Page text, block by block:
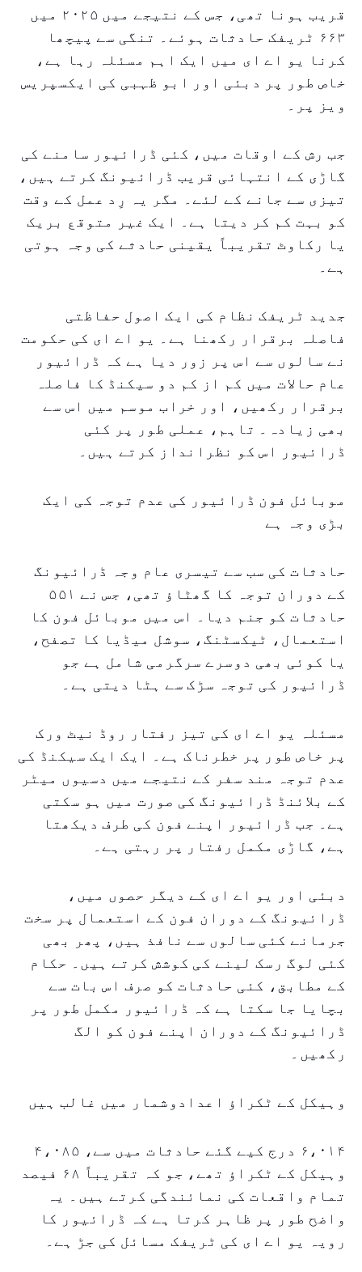
قریب ہونا تھی، جس کے نتیجے میں ۲۰۲۵ میں
۶۶۳ ٹریفک حادثات ہوئے۔ تنگی سے پیچھا
کرنا یو اے ای میں ایک اہم مسئلہ رہا ہے،
خاص طور پر دبئی اور ابو ظہبی کی ایکسپریس
ویز پر۔
جب رش کے اوقات میں، کئی ڈرائیور سامنے کی
گاڑی کے انتہائی قریب ڈرائیونگ کرتے ہیں،
تیزی سے جانے کے لئے۔ مگر یہ رِد عمل کے وقت
کو بہت کم کر دیتا ہے۔ ایک غیر متوقع بریک
یا رکاوٹ تقریباً یقینی حادثے کی وجہ ہوتی
ہے۔
جدید ٹریفک نظام کی ایک اصول حفاظتی
فاصلہ برقرار رکھنا ہے۔ یو اے ای کی حکومت
نے سالوں سے اس پر زور دیا ہے کہ ڈرائیور
عام حالات میں کم از کم دو سیکنڈ کا فاصلہ
برقرار رکھیں، اور خراب موسم میں اس سے
بھی زیادہ۔ تاہم، عملی طور پر کئی
ڈرائیور اس کو نظرانداز کرتے ہیں۔
موبائل فون ڈرائیور کی عدم توجہ کی ایک
بڑی وجہ ہے
حادثات کی سب سے تیسری عام وجہ ڈرائیونگ
کے دوران توجہ کا گھٹاؤ تھی، جس نے ۵۵۱
حادثات کو جنم دیا۔ اس میں موبائل فون کا
استعمال، ٹیکسٹنگ، سوشل میڈیا کا تصفح،
یا کوئی بھی دوسرے سرگرمی شامل ہے جو
ڈرائیور کی توجہ سڑک سے ہٹا دیتی ہے۔
مسئلہ یو اے ای کی تیز رفتار روڈ نیٹ ورک
پر خاص طور پر خطرناک ہے۔ ایک ایک سیکنڈ کی
عدم توجہ مند سفر کے نتیجے میں دسیوں میٹر
کے بلائنڈ ڈرائیونگ کی صورت میں ہو سکتی
ہے۔ جب ڈرائیور اپنے فون کی طرف دیکھتا
ہے، گاڑی مکمل رفتار پر رہتی ہے۔
دبئی اور یو اے ای کے دیگر حصوں میں،
ڈرائیونگ کے دوران فون کے استعمال پر سخت
جرمانے کئی سالوں سے نافذ ہیں، پھر بھی
کئی لوگ رسک لینے کی کوشش کرتے ہیں۔ حکام
کے مطابق، کئی حادثات کو صرف اس بات سے
بچایا جا سکتا ہے کہ ڈرائیور مکمل طور پر
ڈرائیونگ کے دوران اپنے فون کو الگ
رکھیں۔
وہیکل کے ٹکراؤ اعدادوشمار میں غالب ہیں
۶،۰۱۴ درج کیے گئے حادثات میں سے، ۴،۰۸۵
وہیکل کے ٹکراؤ تھے، جو کہ تقریباً ۶۸ فیصد
تمام واقعات کی نمائندگی کرتے ہیں۔ یہ
واضح طور پر ظاہر کرتا ہے کہ ڈرائیور کا
رویہ یو اے ای کی ٹریفک مسائل کی جڑ ہے۔